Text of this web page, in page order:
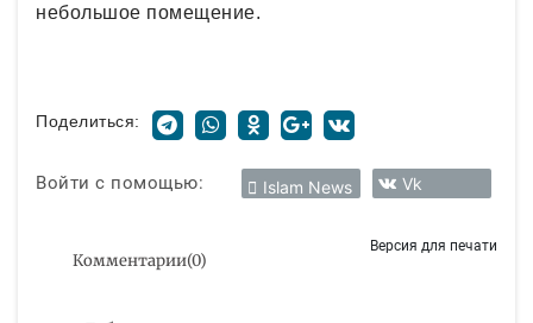
небольшое помещение.
Поделиться:
Войти с помощью: Islam News Vk
Комментарии(0)
Версия для печати